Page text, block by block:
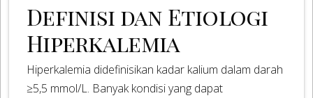
Definisi dan Etiologi
Hiperkalemia
Hiperkalemia didefinisikan kadar kalium dalam darah
≥5,5 mmol/L. Banyak kondisi yang dapat